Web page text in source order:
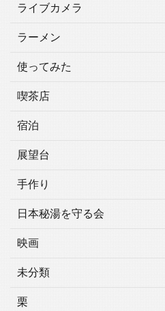
ライブカメラ
ラーメン
使ってみた
喫茶店
宿泊
展望台
手作り
日本秘湯を守る会
映画
未分類
栗